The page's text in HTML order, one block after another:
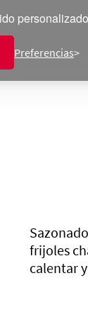
Preferencias
Prensa
frijoles
calentar